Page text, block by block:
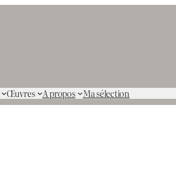
Œuvres A propos Ma sélection